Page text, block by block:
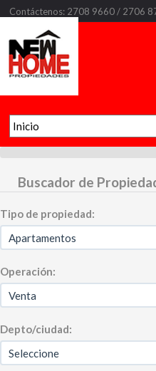
Contáctenos: 2708 9660 / 2706
Buscador de
Tipo de propiedad:
Operación:
Depto/ciudad: